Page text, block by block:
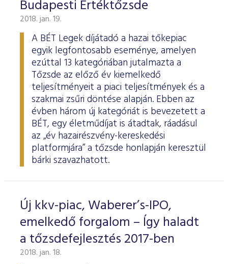
Budapesti Értéktőzsde
2018. jan. 19.
A BÉT Legek díjátadó a hazai tőkepiac
egyik legfontosabb eseménye, amelyen
ezúttal 13 kategóriában jutalmazta a
Tőzsde az előző év kiemelkedő
teljesítményeit a piaci teljesítmények és a
szakmai zsűri döntése alapján. Ebben az
évben három új kategóriát is bevezetett a
BÉT, egy életműdíjat is átadtak, ráadásul
az „év hazairészvény-kereskedési
platformjára” a tőzsde honlapján keresztül
bárki szavazhatott.
Új kkv-piac, Waberer’s-IPO,
emelkedő forgalom – Így haladt
a tőzsdefejlesztés 2017-ben
2018. jan. 18.